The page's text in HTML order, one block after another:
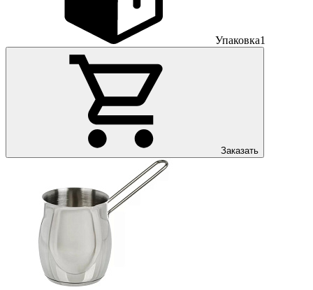
Упаковка1
Заказать